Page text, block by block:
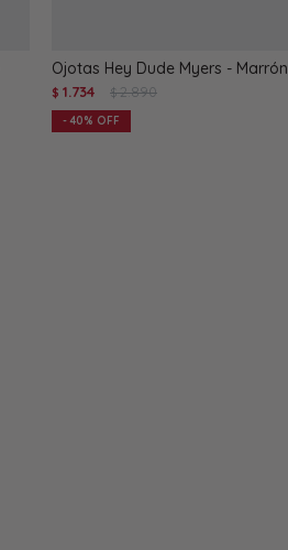
Ojotas Hey Dude Myers - Marrón
$ 1.734 $ 2.890
40